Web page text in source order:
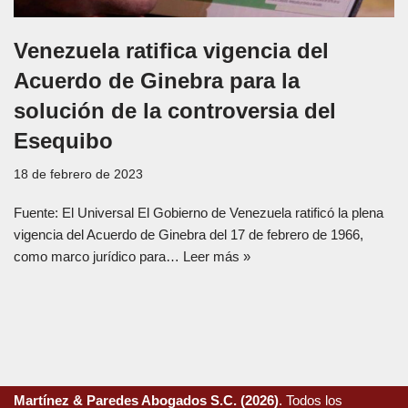
Venezuela ratifica vigencia del
Acuerdo de Ginebra para la
solución de la controversia del
Esequibo
18 de febrero de 2023
Fuente: El Universal El Gobierno de Venezuela ratificó la plena
vigencia del Acuerdo de Ginebra del 17 de febrero de 1966,
como marco jurídico para… Leer más »
Martínez & Paredes Abogados S.C. (2026). Todos los